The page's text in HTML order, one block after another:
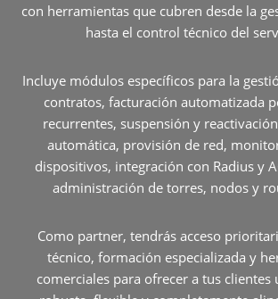
con herramientas que cubren desde la
hasta el control técnico del
Incluye módulos específicos para la
contratos, facturación automatizada
recurrentes, suspensión y
automática, provisión de red,
dispositivos, integración con Radius y
administración de torres, nodos y
Como partner, tendrás acceso
técnico, formación especializada y
comerciales para ofrecer a tus clientes